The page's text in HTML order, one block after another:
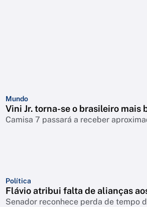
Mundo
Vini Jr. torna-se o brasileiro mais
Camisa 7 passará a receber
Política
Flávio atribui falta de alianças
Senador reconhece perda de tempo